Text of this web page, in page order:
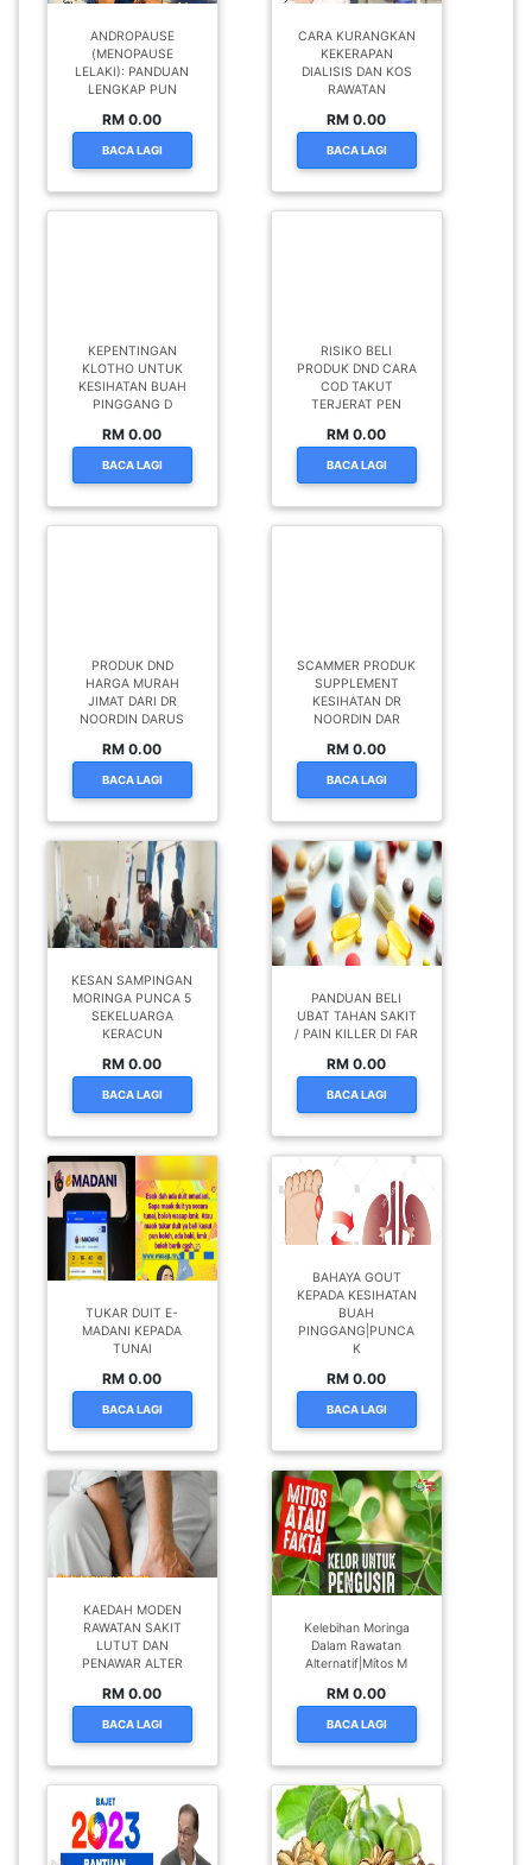
ANDROPAUSE
(MENOPAUSE
LELAKI): PANDUAN
LENGKAP PUN
RM 0.00
BACA LAGI
CARA KURANGKAN
KEKERAPAN
DIALISIS DAN KOS
RAWATAN
RM 0.00
BACA LAGI
KEPENTINGAN
KLOTHO UNTUK
KESIHATAN BUAH
PINGGANG D
RM 0.00
BACA LAGI
RISIKO BELI
PRODUK DND CARA
COD TAKUT
TERJERAT PEN
RM 0.00
BACA LAGI
PRODUK DND
HARGA MURAH
JIMAT DARI DR
NOORDIN DARUS
RM 0.00
BACA LAGI
SCAMMER PRODUK
SUPPLEMENT
KESIHATAN DR
NOORDIN DAR
RM 0.00
BACA LAGI
KESAN SAMPINGAN
MORINGA PUNCA 5
SEKELUARGA
KERACUN
RM 0.00
BACA LAGI
PANDUAN BELI
UBAT TAHAN SAKIT
/ PAIN KILLER DI FAR
RM 0.00
BACA LAGI
TUKAR DUIT E-
MADANI KEPADA
TUNAI
RM 0.00
BACA LAGI
BAHAYA GOUT
KEPADA KESIHATAN
BUAH
PINGGANG|PUNCA
K
RM 0.00
BACA LAGI
KAEDAH MODEN
RAWATAN SAKIT
LUTUT DAN
PENAWAR ALTER
RM 0.00
BACA LAGI
Kelebihan Moringa
Dalam Rawatan
Alternatif|Mitos M
RM 0.00
BACA LAGI